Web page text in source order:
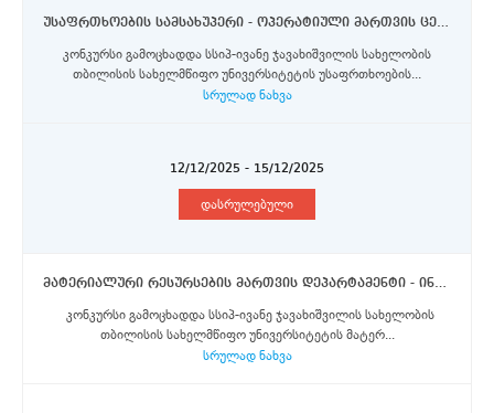
უსაფრთხოების სამსახუპერი - ოპერატიული მართვის ცენტრის და ტექნიკური უზრუნველყოფის განყოფილების უფროსი
კონკურსი გამოცხადდა სსიპ-ივანე ჯავახიშვილის სახელობის
თბილისის სახელმწიფო უნივერსიტეტის უსაფრთხოების...
სრულად ნახვა
12/12/2025 - 15/12/2025
დასრულებული
მატერიალური რესურსების მართვის დეპარტამენტი - ინფრასტრუქტურის განვითარების განყოფილების მთავრი სპეციალისტი (შტატგარეშე)
კონკურსი გამოცხადდა სსიპ-ივანე ჯავახიშვილის სახელობის
თბილისის სახელმწიფო უნივერსიტეტის მატერ...
სრულად ნახვა